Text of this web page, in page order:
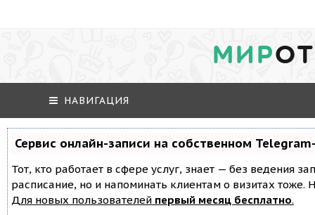
МИР
НАВИГАЦИЯ
Сервис онлайн-записи на собственном
Тот, кто работает в сфере услуг, знает — без ведения
расписание, но и напоминать клиентам о визитах
Для новых пользователей первый месяц бесплатно.